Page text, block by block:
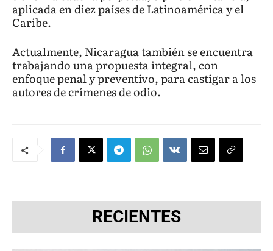
aplicada en diez países de Latinoamérica y el
Caribe.
Actualmente, Nicaragua también se encuentra
trabajando una propuesta integral, con
enfoque penal y preventivo, para castigar a los
autores de crímenes de odio.
RECIENTES